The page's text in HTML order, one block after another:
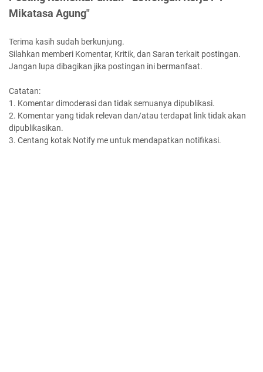
Mikatasa Agung"
Terima kasih sudah berkunjung.
Silahkan memberi Komentar, Kritik, dan Saran terkait postingan.
Jangan lupa dibagikan jika postingan ini bermanfaat.
Catatan:
1. Komentar dimoderasi dan tidak semuanya dipublikasi.
2. Komentar yang tidak relevan dan/atau terdapat link tidak akan
dipublikasikan.
3. Centang kotak Notify me untuk mendapatkan notifikasi.